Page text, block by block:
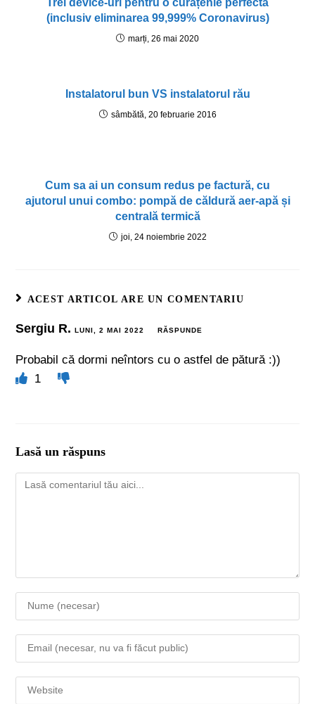
(inclusiv eliminarea 99,999% Coronavirus)
marți, 26 mai 2020
Instalatorul bun VS instalatorul rău
sâmbătă, 20 februarie 2016
Cum sa ai un consum redus pe factură, cu
ajutorul unui combo: pompă de căldură aer-apă și
centrală termică
joi, 24 noiembrie 2022
ACEST ARTICOL ARE UN COMENTARIU
Sergiu R.LUNI, 2 MAI 2022 RĂSPUNDE
Probabil că dormi neîntors cu o astfel de pătură :))
1
Lasă un răspuns